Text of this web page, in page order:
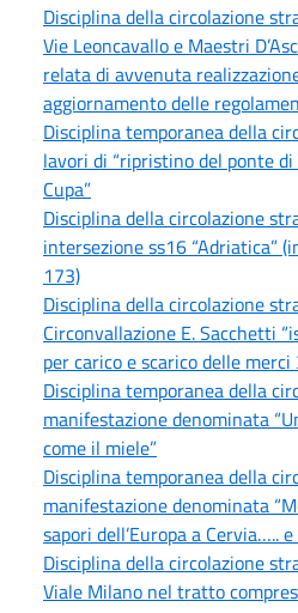
Disciplina della circolazione
Vie Leoncavallo e Maestri
relata di avvenuta
aggiornamento delle
Disciplina temporanea della
lavori di “ripristino del ponte
Cupa”
Disciplina della circolazione
intersezione ss16 “Adriatica”
173)
Disciplina della circolazione
Circonvallazione E. Sacchetti
per carico e scarico delle
Disciplina temporanea della
manifestazione denominata
come il miele”
Disciplina temporanea della
manifestazione denominata
sapori dell’Europa a Cervia…..
Disciplina della circolazione
Viale Milano nel tratto